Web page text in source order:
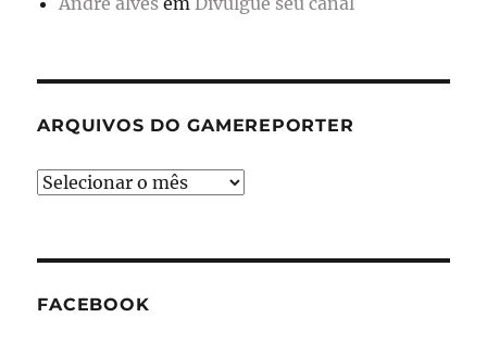
ARQUIVOS DO GAMEREPORTER
Arquivos
FACEBOOK